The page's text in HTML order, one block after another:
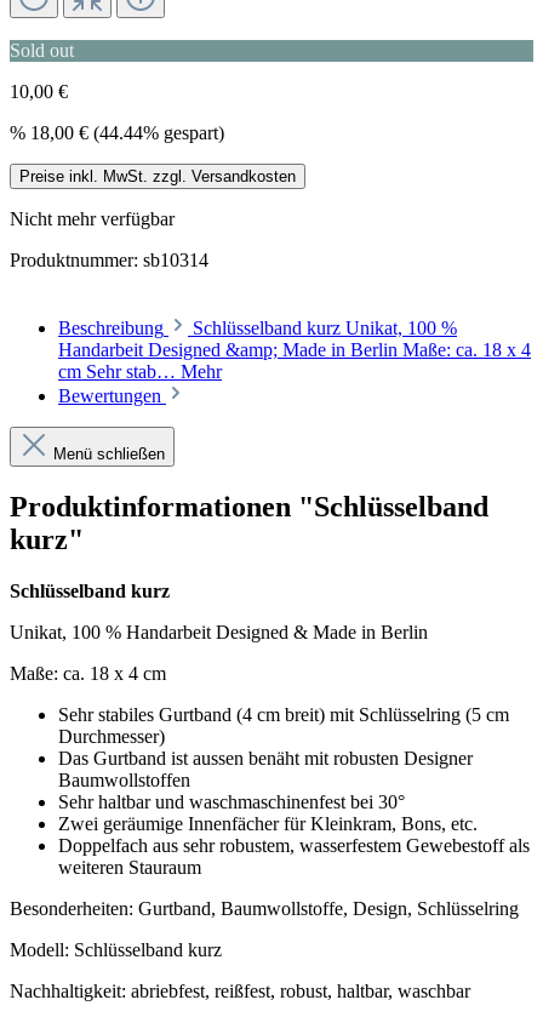
Sold out
10,00 €
% 18,00 € (44.44% gespart)
Preise inkl. MwSt. zzgl. Versandkosten
Nicht mehr verfügbar
Produktnummer: sb10314
Beschreibung
Schlüsselband kurz Unikat, 100 %
Handarbeit Designed &amp; Made in Berlin Maße: ca. 18 x 4
cm Sehr stab… Mehr
Bewertungen
Menü schließen
Produktinformationen "Schlüsselband
kurz"
Schlüsselband kurz
Unikat, 100 % Handarbeit Designed & Made in Berlin
Maße: ca. 18 x 4 cm
Sehr stabiles Gurtband (4 cm breit) mit Schlüsselring (5 cm
Durchmesser)
Das Gurtband ist aussen benäht mit robusten Designer
Baumwollstoffen
Sehr haltbar und waschmaschinenfest bei 30°
Zwei geräumige Innenfächer für Kleinkram, Bons, etc.
Doppelfach aus sehr robustem, wasserfestem Gewebestoff als
weiteren Stauraum
Besonderheiten: Gurtband, Baumwollstoffe, Design, Schlüsselring
Modell: Schlüsselband kurz
Nachhaltigkeit: abriebfest, reißfest, robust, haltbar, waschbar